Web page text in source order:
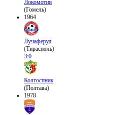
Локомотив
(Гомель)
1964
Лучаферул
(Тирасполь)
3:0
Колгоспник
(Полтава)
1978